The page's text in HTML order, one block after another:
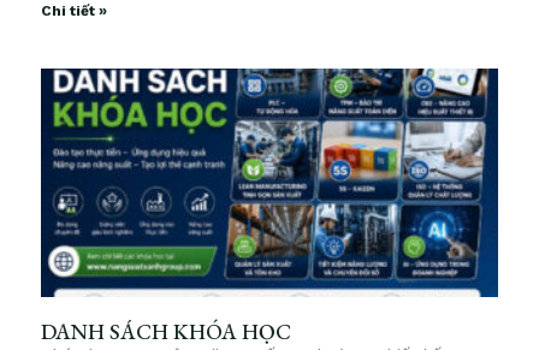
Chi tiết »
DANH SÁCH KHÓA HỌC